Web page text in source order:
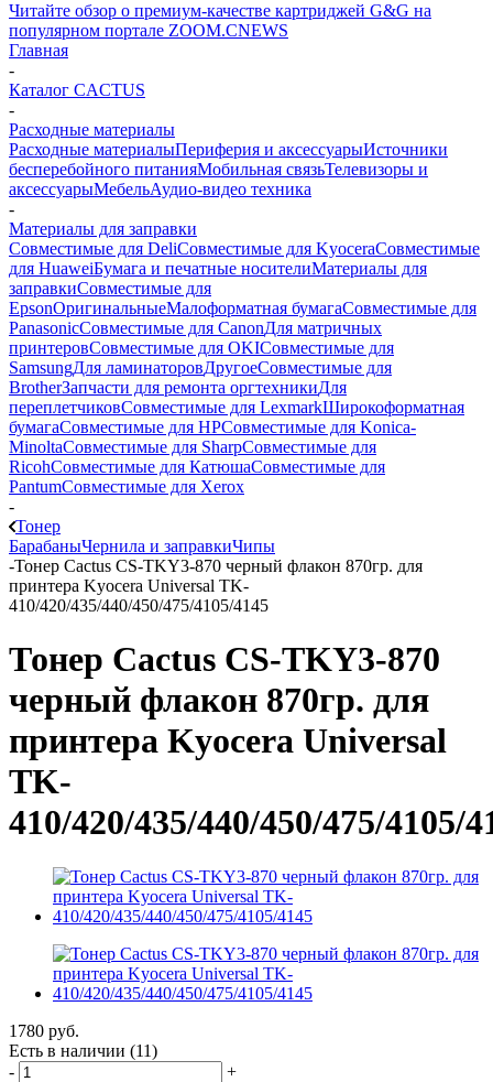
Читайте обзор о премиум-качестве картриджей G&G на
популярном портале ZOOM.CNEWS
Главная
-
Каталог CACTUS
-
Расходные материалы
Расходные материалыПериферия и аксессуарыИсточники
бесперебойного питанияМобильная связьТелевизоры и
аксессуарыМебельАудио-видео техника
-
Материалы для заправки
Совместимые для DeliСовместимые для KyoceraСовместимые
для HuaweiБумага и печатные носителиМатериалы для
заправкиСовместимые для
EpsonОригинальныеМалоформатная бумагаСовместимые для
PanasonicСовместимые для CanonДля матричных
принтеровСовместимые для OKIСовместимые для
SamsungДля ламинаторовДругоеСовместимые для
BrotherЗапчасти для ремонта оргтехникиДля
переплетчиковСовместимые для LexmarkШирокоформатная
бумагаСовместимые для HPСовместимые для Konica-
MinoltaСовместимые для SharpСовместимые для
RicohСовместимые для КатюшаСовместимые для
PantumСовместимые для Xerox
-
Тонер
БарабаныЧернила и заправкиЧипы
-Тонер Cactus CS-TKY3-870 черный флакон 870гр. для
принтера Kyocera Universal TK-
410/420/435/440/450/475/4105/4145
Тонер Cactus CS-TKY3-870
черный флакон 870гр. для
принтера Kyocera Universal
TK-
410/420/435/440/450/475/4105/
1780 руб.
Есть в наличии (11)
-
+